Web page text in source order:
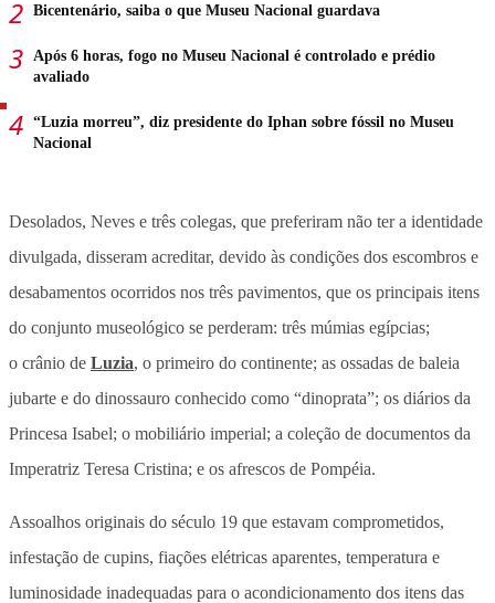
Bicentenário, saiba o que Museu Nacional guardava
Após 6 horas, fogo no Museu Nacional é controlado e prédio
avaliado
“Luzia morreu”, diz presidente do Iphan sobre fóssil no Museu
Nacional
Desolados, Neves e três colegas, que preferiram não ter a identidade
divulgada, disseram acreditar, devido às condições dos escombros e
desabamentos ocorridos nos três pavimentos, que os principais itens
do conjunto museológico se perderam: três múmias egípcias;
o crânio de Luzia, o primeiro do continente; as ossadas de baleia
jubarte e do dinossauro conhecido como “dinoprata”; os diários da
Princesa Isabel; o mobiliário imperial; a coleção de documentos da
Imperatriz Teresa Cristina; e os afrescos de Pompéia.
Assoalhos originais do século 19 que estavam comprometidos,
infestação de cupins, fiações elétricas aparentes, temperatura e
luminosidade inadequadas para o acondicionamento dos itens das